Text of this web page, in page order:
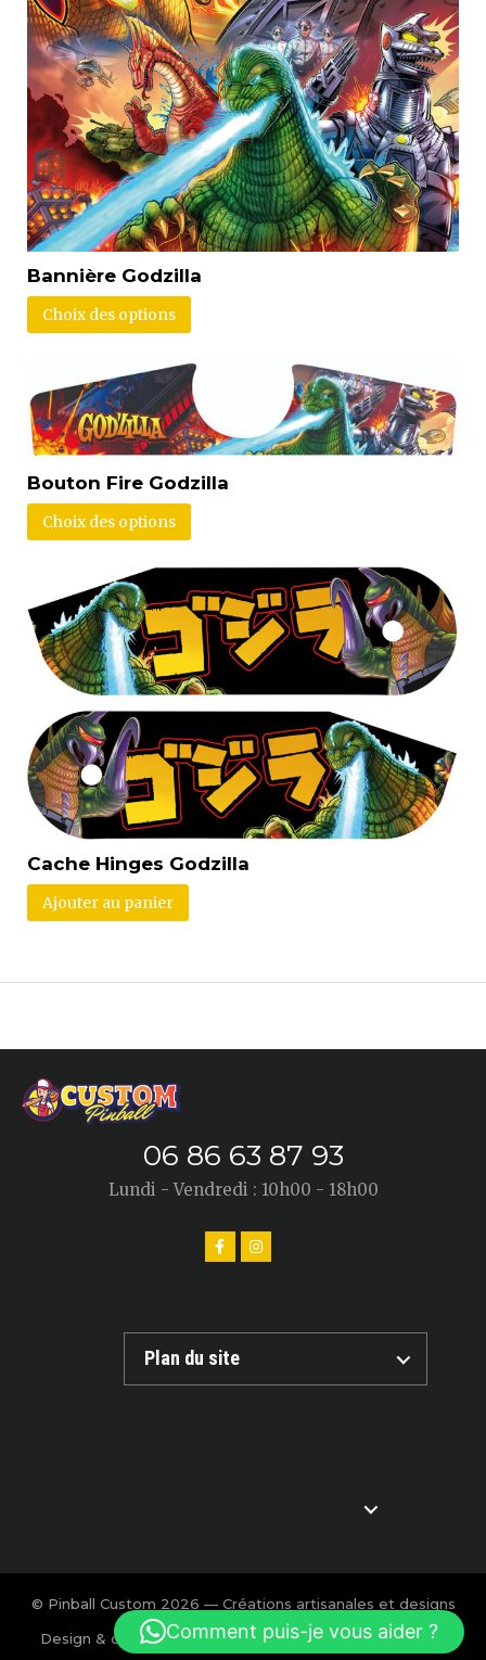
Bannière Godzilla
Choix des options
Bouton Fire Godzilla
Choix des options
Cache Hinges Godzilla
Ajouter au panier
06 86 63 87 93
Lundi - Vendredi : 10h00 - 18h00
Plan du site
© Pinball Custom 2026 — Créations artisanales et designs
exclusifs pour flipper.
Design & création : Charlotte Calmon — Agence BOOM!
Comment puis-je vous aider ?